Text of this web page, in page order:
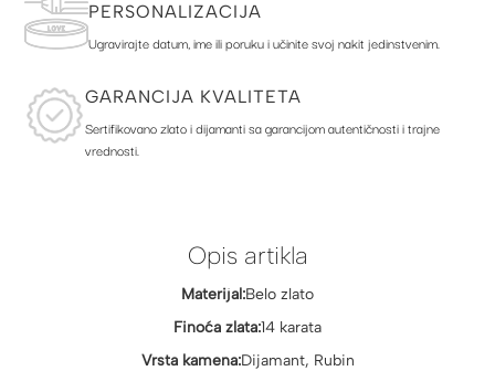
PERSONALIZACIJA
Ugravirajte datum, ime ili poruku i učinite svoj nakit jedinstvenim.
GARANCIJA KVALITETA
Sertifikovano zlato i dijamanti sa garancijom autentičnosti i trajne
vrednosti.
Opis artikla
Materijal:Belo zlato
Finoća zlata:14 karata
Vrsta kamena:Dijamant, Rubin